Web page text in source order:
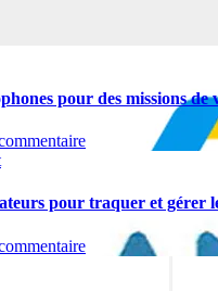
pour des missions
pour traquer et gérer